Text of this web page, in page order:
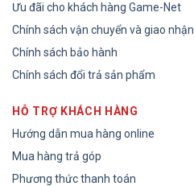
Ưu đãi cho khách hàng Game-Net
Chính sách vận chuyển và giao nhận
Chính sách bảo hành
Chính sách đổi trả sản phẩm
HỖ TRỢ KHÁCH HÀNG
Hướng dẫn mua hàng online
Mua hàng trả góp
Phương thức thanh toán